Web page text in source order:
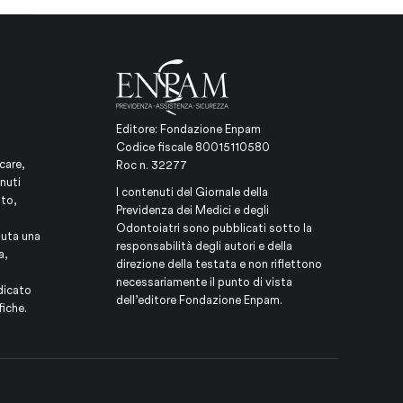
una
Editore: Fondazione Enpam
Codice fiscale 80015110580
Roc n. 32277
I contenuti del Giornale della
Previdenza dei Medici e degli
Odontoiatri sono pubblicati sotto la
responsabilità degli autori e della
direzione della testata e non riflettono
necessariamente il punto di vista
dell’editore Fondazione Enpam.